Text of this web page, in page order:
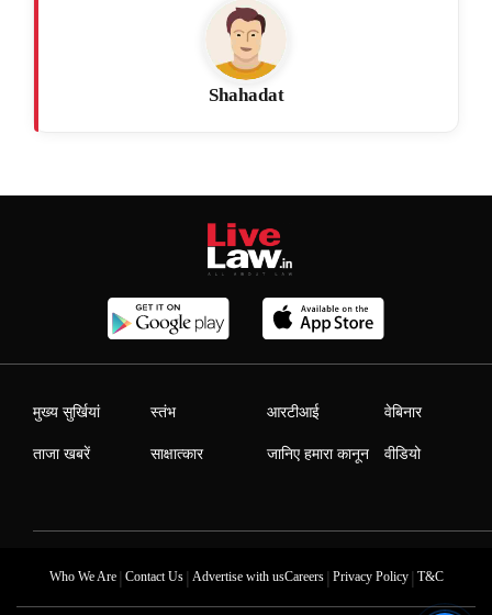
Shahadat
मुख्य सुर्खियां
ताजा खबरें
स्तंभ
साक्षात्कार
आरटीआई
जानिए हमारा कानून
वेबिनार
वीडियो
Who We Are| Contact Us| Advertise with usCareers| Privacy Policy| T&C